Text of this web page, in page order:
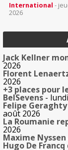
International -
2026
Jack Kellner
2026
Florent
2026
+3 places pour
BelSevens-
Felipe
août 2026
La Roumanie
2026
Maxime
Hugo De